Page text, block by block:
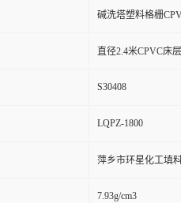
碱洗塔塑料格栅
直径2.4米CPVC床
S30408
LQPZ-1800
萍乡市环星化工填
7.93g/cm3